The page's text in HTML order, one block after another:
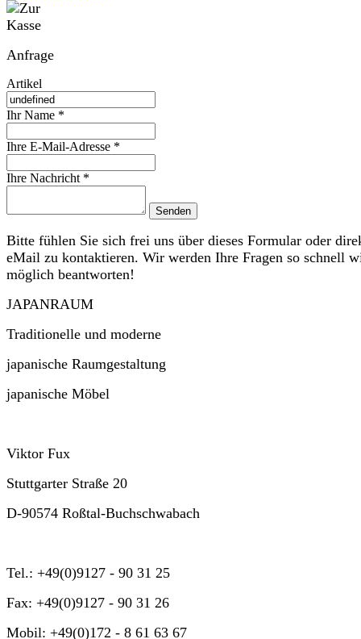
Anfrage
Artikel
Ihr Name *
Ihre E-Mail-Adresse *
Ihre Nachricht *
Bitte fühlen Sie sich frei uns über dieses Formular oder
eMail zu kontaktieren. Wir werden Ihre Fragen so schnell
möglich beantworten!
JAPANRAUM
Traditionelle und moderne
japanische Raumgestaltung
japanische Möbel
Viktor Fux
Stuttgarter Straße 20
D-90574 Roßtal-Buchschwabach
Tel.: +49(0)9127 - 90 31 25
Fax: +49(0)9127 - 90 31 26
Mobil: +49(0)172 - 8 61 63 67